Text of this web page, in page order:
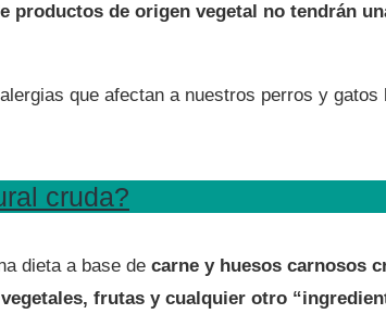
productos de origen vegetal no tendrán
que afectan a nuestros perros y gatos
cruda?
dieta a base de carne y huesos carnosos
frutas y cualquier otro